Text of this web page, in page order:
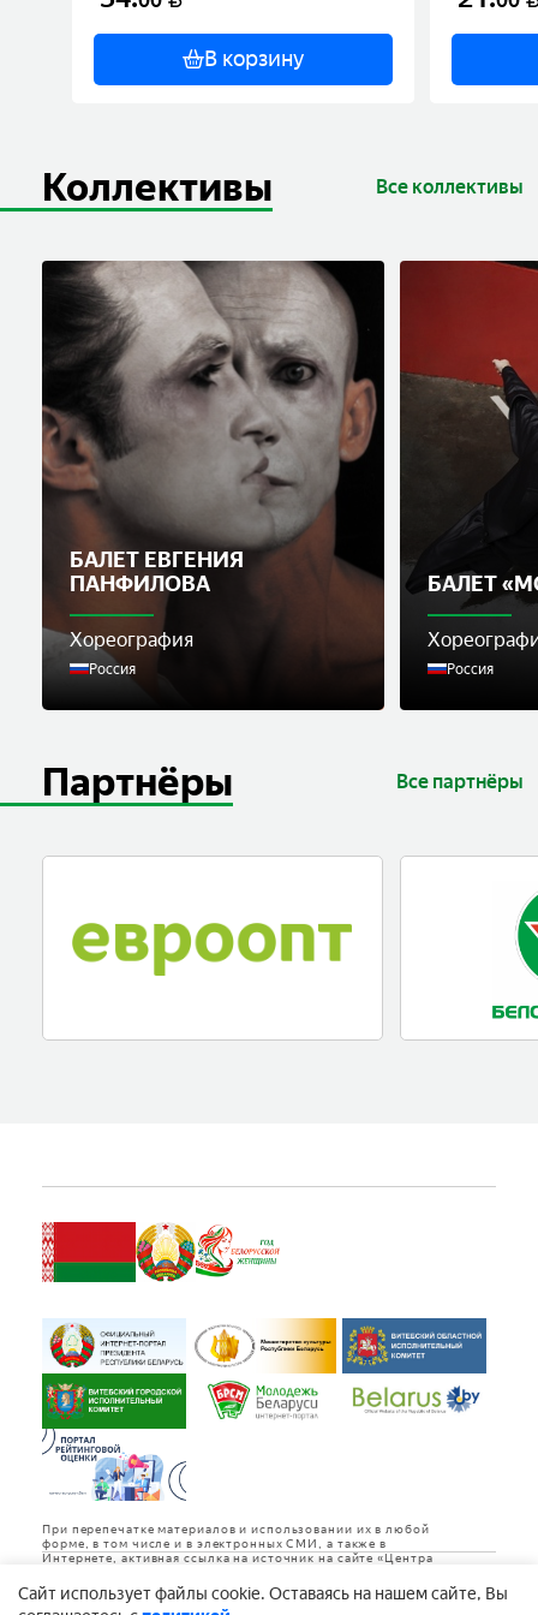
В корзину
Коллективы Все коллективы
БАЛЕТ ЕВГЕНИЯ
ПАНФИЛОВА
Хореография
Россия
БАЛЕТ
Россия
Партнёры Все партнёры
Cайт использует файлы cookie. Оставаясь на нашем сайте, Вы
При перепечатке материалов и использовании их в любой
форме, в том числе и в электронных СМИ, а также в
Интернете, активная ссылка на источник на сайте «Центра
Дизайн и разработка